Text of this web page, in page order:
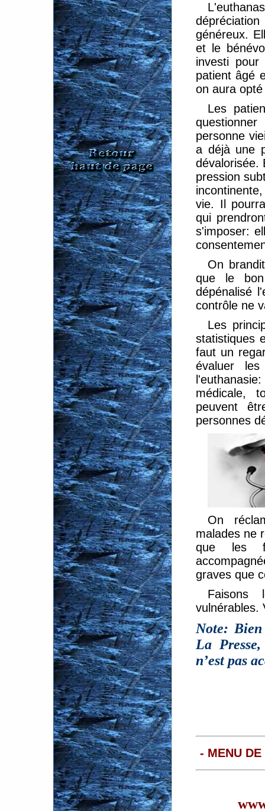
généreux.
et le
investi
patient âgé
on aura
Les
personne
a déjà une
dévalorisée.
pression
vie. Il
qui
s'imposer:
On
que le
dépénalisé
contrôle ne
Les
statistiques
faut un
évaluer
médicale,
peuvent
personnes
On
malades ne
que les
graves que
Faisons
vulnérables.
Note:
La
n’est pas
- MENU